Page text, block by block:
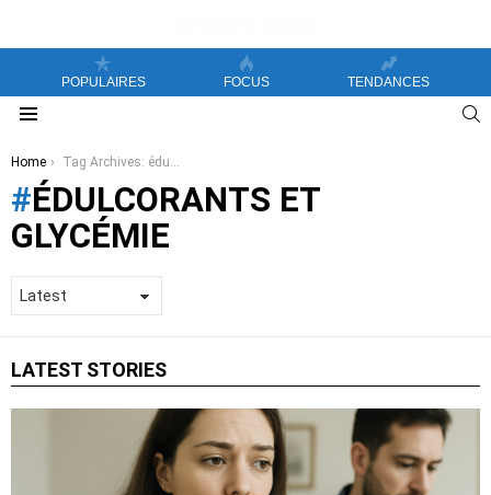
POPULAIRES FOCUS TENDANCES
You are here:
Home Tag Archives: édulcorants et glycémie
ÉDULCORANTS ET
GLYCÉMIE
LATEST STORIES